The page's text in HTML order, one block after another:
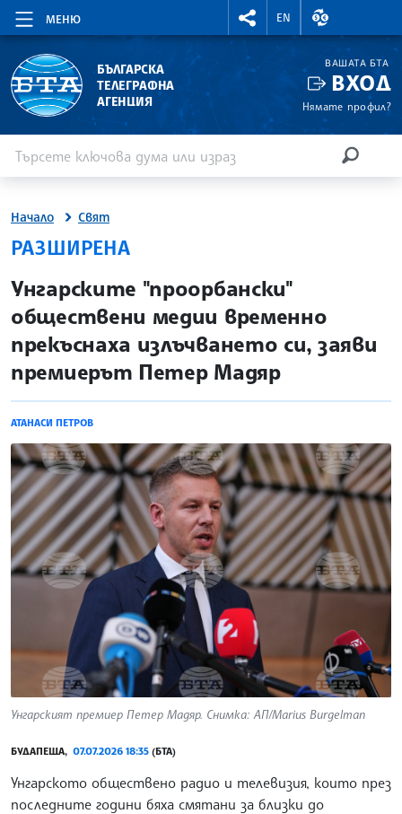
МЕНЮ
RIGHTMENU.SOCIAL
EN
ВАЛУТНИ
БЪЛГАРСКА
ТЕЛЕГРАФНА
АГЕНЦИЯ
ВАШАТА БТА
ВХОД
Нямате профил?
Начало Свят
РАЗШИРЕНА
site.bta
Унгарските "проорбански"
обществени медии временно
прекъснаха излъчването си, заяви
премиерът Петер Мадяр
АТАНАСИ ПЕТРОВ
Унгарският премиер Петер Мадяр. Снимка: АП/Marius Burgelman
БУДАПЕЩА, 07.07.2026 18:35 (БТА)
Унгарското обществено радио и телевизия, които през
последните години бяха смятани за близки до